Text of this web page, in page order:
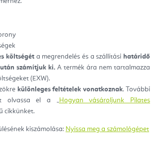
költségét a megrendelés és a szállítási határidő
számítjuk ki. A termék ára nem tartalmazza
(EXW).
különleges feltételek vonatkoznak. További
olvassa el a „Hogyan vásároljunk Pilates
cikkünket.
kiszámolása: Nyissa meg a számológépet